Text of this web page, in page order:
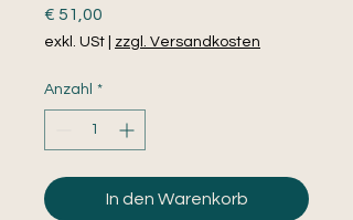
€ 51,00
exkl. USt zzgl. Versandkosten
Anzahl *
In den Warenkorb